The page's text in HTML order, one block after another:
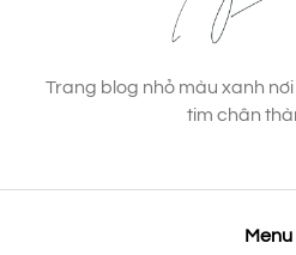
Trang blog nhỏ màu xanh
tim chân
Menu